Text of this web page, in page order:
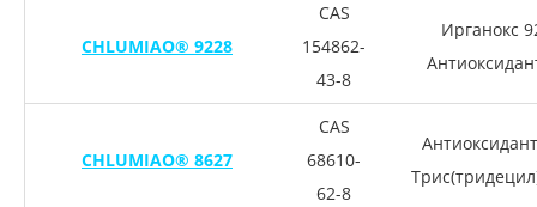
CHLUMIAO® 9228
CAS
154862-
43-8
Ирганокс
CHLUMIAO® 8627
CAS
68610-
62-8